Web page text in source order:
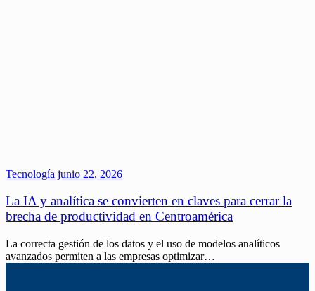
Tecnología junio 22, 2026
La IA y analítica se convierten en claves para cerrar la
brecha de productividad en Centroamérica
La correcta gestión de los datos y el uso de modelos analíticos
avanzados permiten a las empresas optimizar…